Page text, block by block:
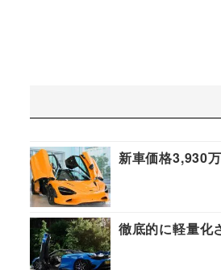
新車価格3,930
徹底的に軽量化